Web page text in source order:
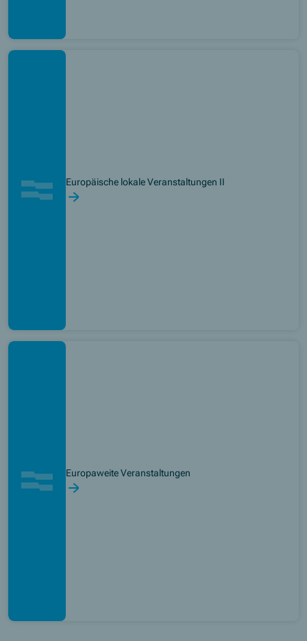
Europäische lokale Veranstaltungen II
Europaweite Veranstaltungen